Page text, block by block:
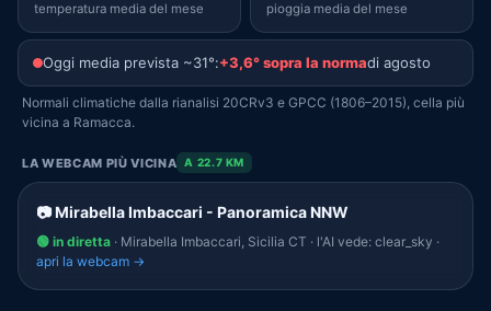
temperatura media del mese pioggia media del mese
Oggi media prevista ~31°:+3,6° sopra la normadi agosto
Normali climatiche dalla rianalisi 20CRv3 e GPCC (1806–2015), cella più
vicina a Ramacca.
LA WEBCAM PIÙ VICINA A 22.7 KM
📷 Mirabella Imbaccari - Panoramica NNW
🟢 in diretta · Mirabella Imbaccari, Sicilia CT · l'AI vede: clear_sky ·
apri la webcam →